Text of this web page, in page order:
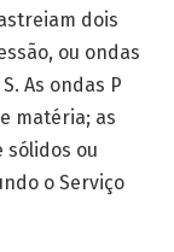
dois
ou ondas
As ondas P
matéria; as
sólidos ou
o Serviço